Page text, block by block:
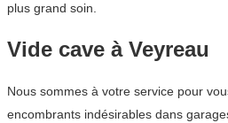
plus grand soin.
Vide cave à Veyreau
Nous sommes à votre service pour
encombrants indésirables dans